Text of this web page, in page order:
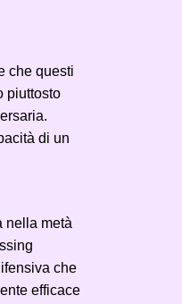
che questi
piuttosto
di un
nella metà
che
efficace